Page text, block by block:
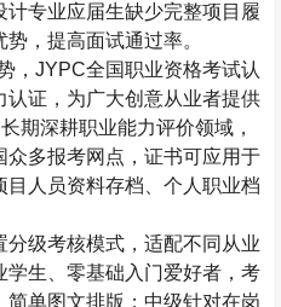
专业应届生缺少完整项目履
，提高面试通过率。
， JYPC全国职业资格考试认
证，为广大创意从业者提供
长期深耕职业能力评价领域，
多报考网点，证书可应用于
人员资料存档、个人职业档
分级考核模式，适配不同从业
学生、零基础入门爱好者，考
单图文排版；中级针对在岗